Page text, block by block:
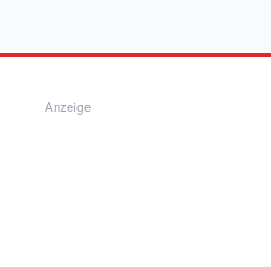
Anzeige